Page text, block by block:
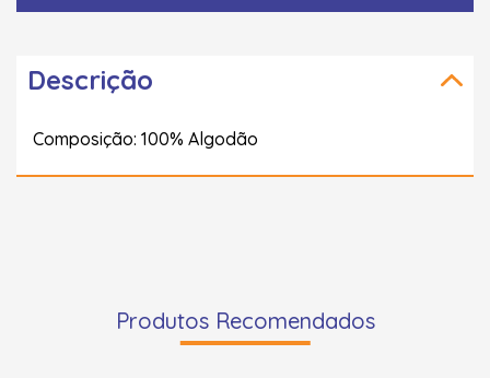
Descrição
Composição: 100% Algodão
Produtos Recomendados